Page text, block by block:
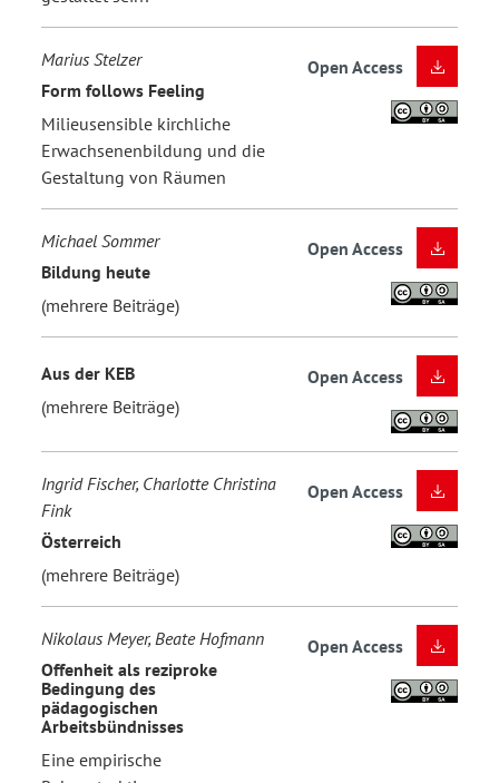
Marius Stelzer
Form follows Feeling
Milieusensible kirchliche
Erwachsenenbildung und die
Gestaltung von Räumen
Open Access
Michael Sommer
Bildung heute
(mehrere Beiträge)
Open Access
Aus der KEB
(mehrere Beiträge)
Open Access
Ingrid Fischer, Charlotte Christina
Fink
Österreich
(mehrere Beiträge)
Open Access
Nikolaus Meyer, Beate Hofmann
Offenheit als reziproke
Bedingung des
pädagogischen
Arbeitsbündnisses
Eine empirische
Open Access